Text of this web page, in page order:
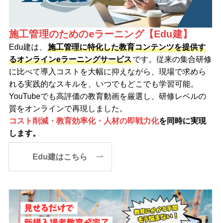
施工管理のためのeラーニング【Edu建】
Edu建は、
施工管理に特化した教育コンテンツを提供す
るオンラインeラーニングサービスです。従来の集合研修
に比べて導入コストを大幅に抑えながら、現場で求めら
れる実践的なスキルを、いつでもどこでも学習可能。
YouTubeでも高評価の教育動画を厳選し、研修レベルの
質をオンラインで再現しました。
コスト削減・教育効率化・人材の即戦力化を同時に実現
します。
Edu建はこちら